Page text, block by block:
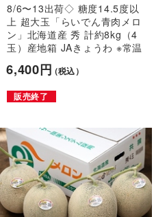
8/6〜13出荷◇ 糖度14.5度以
上 超大玉「らいでん青肉メロ
ン」北海道産 秀 計約8kg（4
玉）産地箱 JAきょうわ ※常温
6,400円（税込）
販売終了